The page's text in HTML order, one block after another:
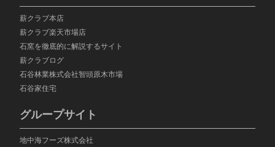
薪クラブ本店
薪クラブ楽天市場店
石窯を徹底的に解説するサイト
薪クラブログ
石谷林業株式会社智頭原木市場
石谷家住宅
グループサイト
地中海フーズ株式会社